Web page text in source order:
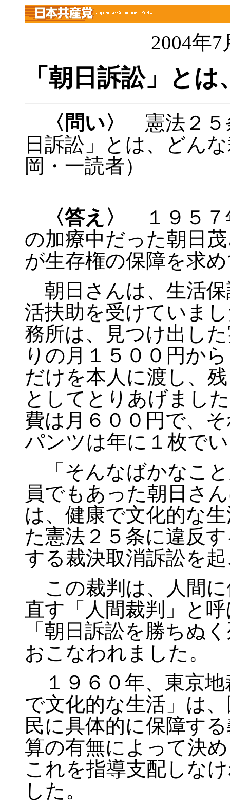
2004年
「朝日訴訟」と
〈問い〉
憲法２５
日訴訟」とは、どん
岡・一読者）
〈答え〉
１９５７
の加療中だった朝日
が生存権の保障を求
朝日さんは、生活保
活扶助を受けていま
務所は、見つけ出し
りの月１５００円か
だけを本人に渡し、
としてとりあげまし
費は月６００円で、
パンツは年に１枚で
「そんなばかなこ
員でもあった朝日さ
は、健康で文化的な
た憲法２５条に違反
する裁決取消訴訟を
この裁判は、人間
直す「人間裁判」と
「朝日訴訟を勝ちぬ
おこなわれました。
１９６０年、東京地
で文化的な生活」は
民に具体的に保障す
算の有無によって決
これを指導支配しな
した。